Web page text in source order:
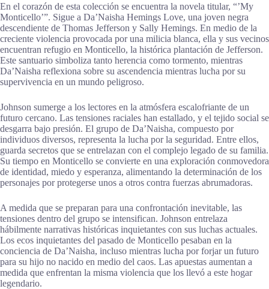
En el corazón de esta colección se encuentra la novela titular, “’My
Monticello’”. Sigue a Da’Naisha Hemings Love, una joven negra
descendiente de Thomas Jefferson y Sally Hemings. En medio de la
creciente violencia provocada por una milicia blanca, ella y sus vecinos
encuentran refugio en Monticello, la histórica plantación de Jefferson.
Este santuario simboliza tanto herencia como tormento, mientras
Da’Naisha reflexiona sobre su ascendencia mientras lucha por su
supervivencia en un mundo peligroso.
Johnson sumerge a los lectores en la atmósfera escalofriante de un
futuro cercano. Las tensiones raciales han estallado, y el tejido social se
desgarra bajo presión. El grupo de Da’Naisha, compuesto por
individuos diversos, representa la lucha por la seguridad. Entre ellos,
guarda secretos que se entrelazan con el complejo legado de su familia.
Su tiempo en Monticello se convierte en una exploración conmovedora
de identidad, miedo y esperanza, alimentando la determinación de los
personajes por protegerse unos a otros contra fuerzas abrumadoras.
A medida que se preparan para una confrontación inevitable, las
tensiones dentro del grupo se intensifican. Johnson entrelaza
hábilmente narrativas históricas inquietantes con sus luchas actuales.
Los ecos inquietantes del pasado de Monticello pesaban en la
conciencia de Da’Naisha, incluso mientras lucha por forjar un futuro
para su hijo no nacido en medio del caos. Las apuestas aumentan a
medida que enfrentan la misma violencia que los llevó a este hogar
legendario.